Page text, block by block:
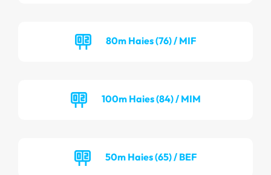
80m Haies (76) / MIF
100m Haies (84) / MIM
50m Haies (65) / BEF